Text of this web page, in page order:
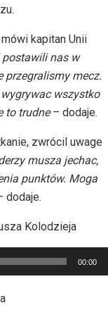
kapitan Unii
nas w
przegralismy mecz.
wszystko
to trudne– dodaje.
zwrócil uwage
musza jechac,
punktów. Moga
dodaje.
Kolodzieja
00:00